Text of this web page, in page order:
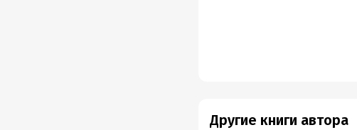
Другие книги автора